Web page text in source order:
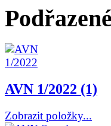
AVN 1/2022 (1)
Zobrazit položky...